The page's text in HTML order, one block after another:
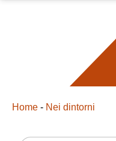
Home - Nei dintorni